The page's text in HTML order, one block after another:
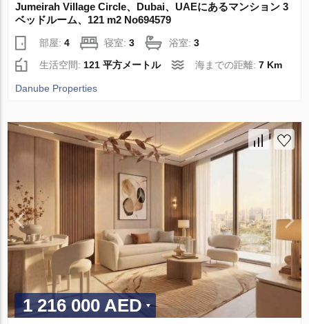
Jumeirah Village Circle、Dubai、UAEにあるマンション 3
ベッドルーム、121 m2 No694579
部屋:4 寝室:3 浴室:3
生活空間:121 平方メートル 海までの距離:7 Km
Danube Properties
1 216 000 AED